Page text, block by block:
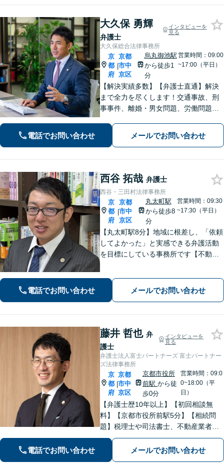
大久保 勇輝
弁護士
インタビューを
見る
大久保総合法律事務所
京
都
府
|
京都
市中
京区
烏丸御池駅
から徒歩1
分
営業時間：09:00
~17:00（平日）
【解決実績多数】【弁護士直通】解決
まで全力を尽くします！交通事故、刑
事事件、離婚・男女問題、労働問題、
てはお任せください。【子連れ対応
可】【土日夜間対応】
電話でお問い合わせ メールでお問い合わせ
西谷 拓哉 弁護士
西谷・三田村法律事務所
京
都
府
|
京都
市中
京区
丸太町駅
から徒歩8
分
営業時間：09:30
~17:30（平日）
【丸太町駅8分】地域に根差し、「依頼
してよかった」と実感できる弁護活動
を目標にしている事務所です【不動
続・遺言】相談者さまに寄り添い、円
滑な相続を目指します
電話でお問い合わせ メールでお問い合わせ
藤井 哲也 弁
護士
インタビューを
見る
弁護士法人富士パートナーズ 富士パートナー
ズ法律事務所
京
都
府
|
京都
市中
京区
京都市役所
前駅 から徒
歩0分
営業時間：09:0
0~18:00（平
日）
【弁護士歴10年以上】【初回相談無
料】【京都市役所前駅5分】【相続問
題】税理士や司法書士、不動産業者な
どとスムーズに連携し、解決へと導き
ます。遺産分割協議・調停・審判など
【債権回収】催促の電話から民事調
電話でお問い合わせ メールでお問い合わせ